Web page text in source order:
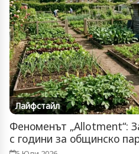
Лайфстайл
Феноменът „Allotment“:
с години за общинско